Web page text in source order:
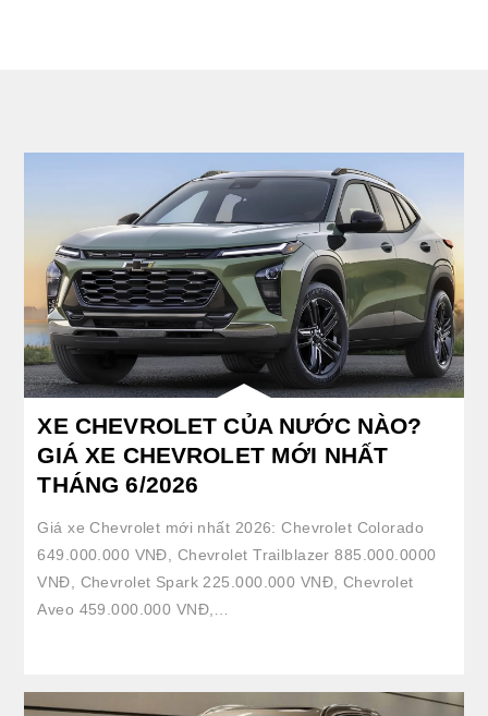
XE CHEVROLET CỦA NƯỚC NÀO?
GIÁ XE CHEVROLET MỚI NHẤT
THÁNG 6/2026
Giá xe Chevrolet mới nhất 2026: Chevrolet Colorado
649.000.000 VNĐ, Chevrolet Trailblazer 885.000.0000
VNĐ, Chevrolet Spark 225.000.000 VNĐ, Chevrolet
Aveo 459.000.000 VNĐ,…